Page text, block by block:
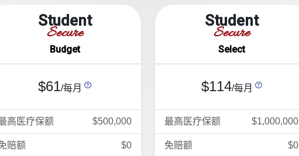
Student
Secure
Budget
$61/每月
高医疗保额 $500,000
赔额 $0
Student
Secure
Select
$114/每月
最高医疗保额 $1,000,000
免赔额 $0